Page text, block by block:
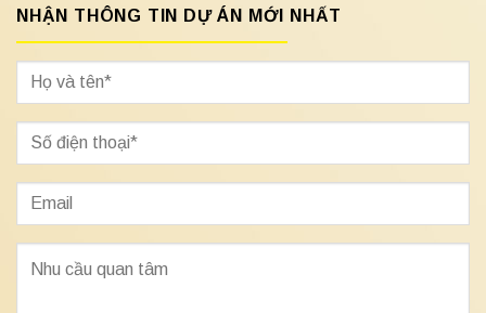
NHẬN THÔNG TIN DỰ ÁN MỚI NHẤT